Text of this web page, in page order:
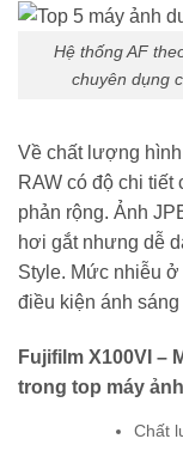
Hệ thống AF
chuyên dụng
Về chất lượng
RAW có độ chi
phản rộng. Ảnh
hơi gắt nhưng dễ
Style. Mức nhiễu ở
điều kiện ánh sáng
Fujifilm X100VI –
trong top máy
Chất